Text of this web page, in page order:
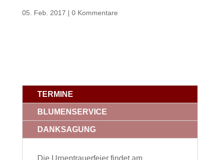
05. Feb. 2017 | 0 Kommentare
TERMINE
BLUMENSERVICE
DANKSAGUNG
Die Urnentrauerfeier findet am